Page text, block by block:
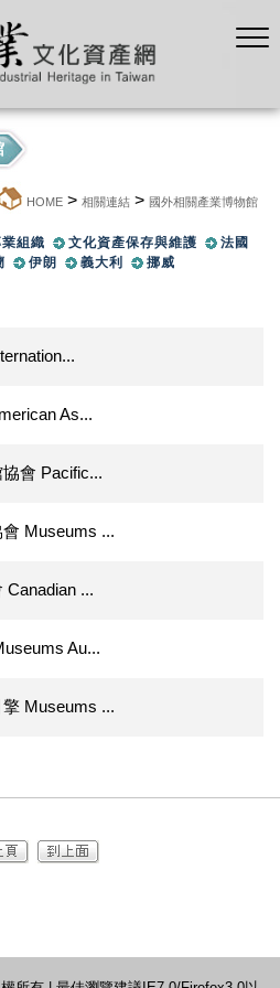
HOME > 相關連結 > 國外相關產業博物館
組織 文化資產保存與維護
法國
伊朗 義大利 挪威
As...
會 Pacific...
會 Museums ...
Canadian ...
Au...
Museums ...